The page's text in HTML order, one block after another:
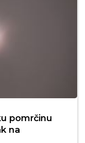
pomrčinu
na